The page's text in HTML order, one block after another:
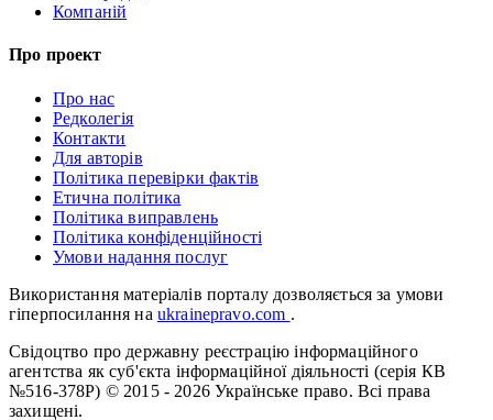
Компаній
Про проект
Про нас
Редколегія
Контакти
Для авторів
Політика перевірки фактів
Етична політика
Політика виправлень
Політика конфіденційності
Умови надання послуг
Використання матеріалів порталу дозволяється за умови
гіперпосилання на ukrainepravo.com .
Свідоцтво про державну реєстрацію інформаційного
агентства як суб'єкта інформаційної діяльності (серія КВ
№516-378Р) © 2015 - 2026 Українське право. Всі права
захищені.